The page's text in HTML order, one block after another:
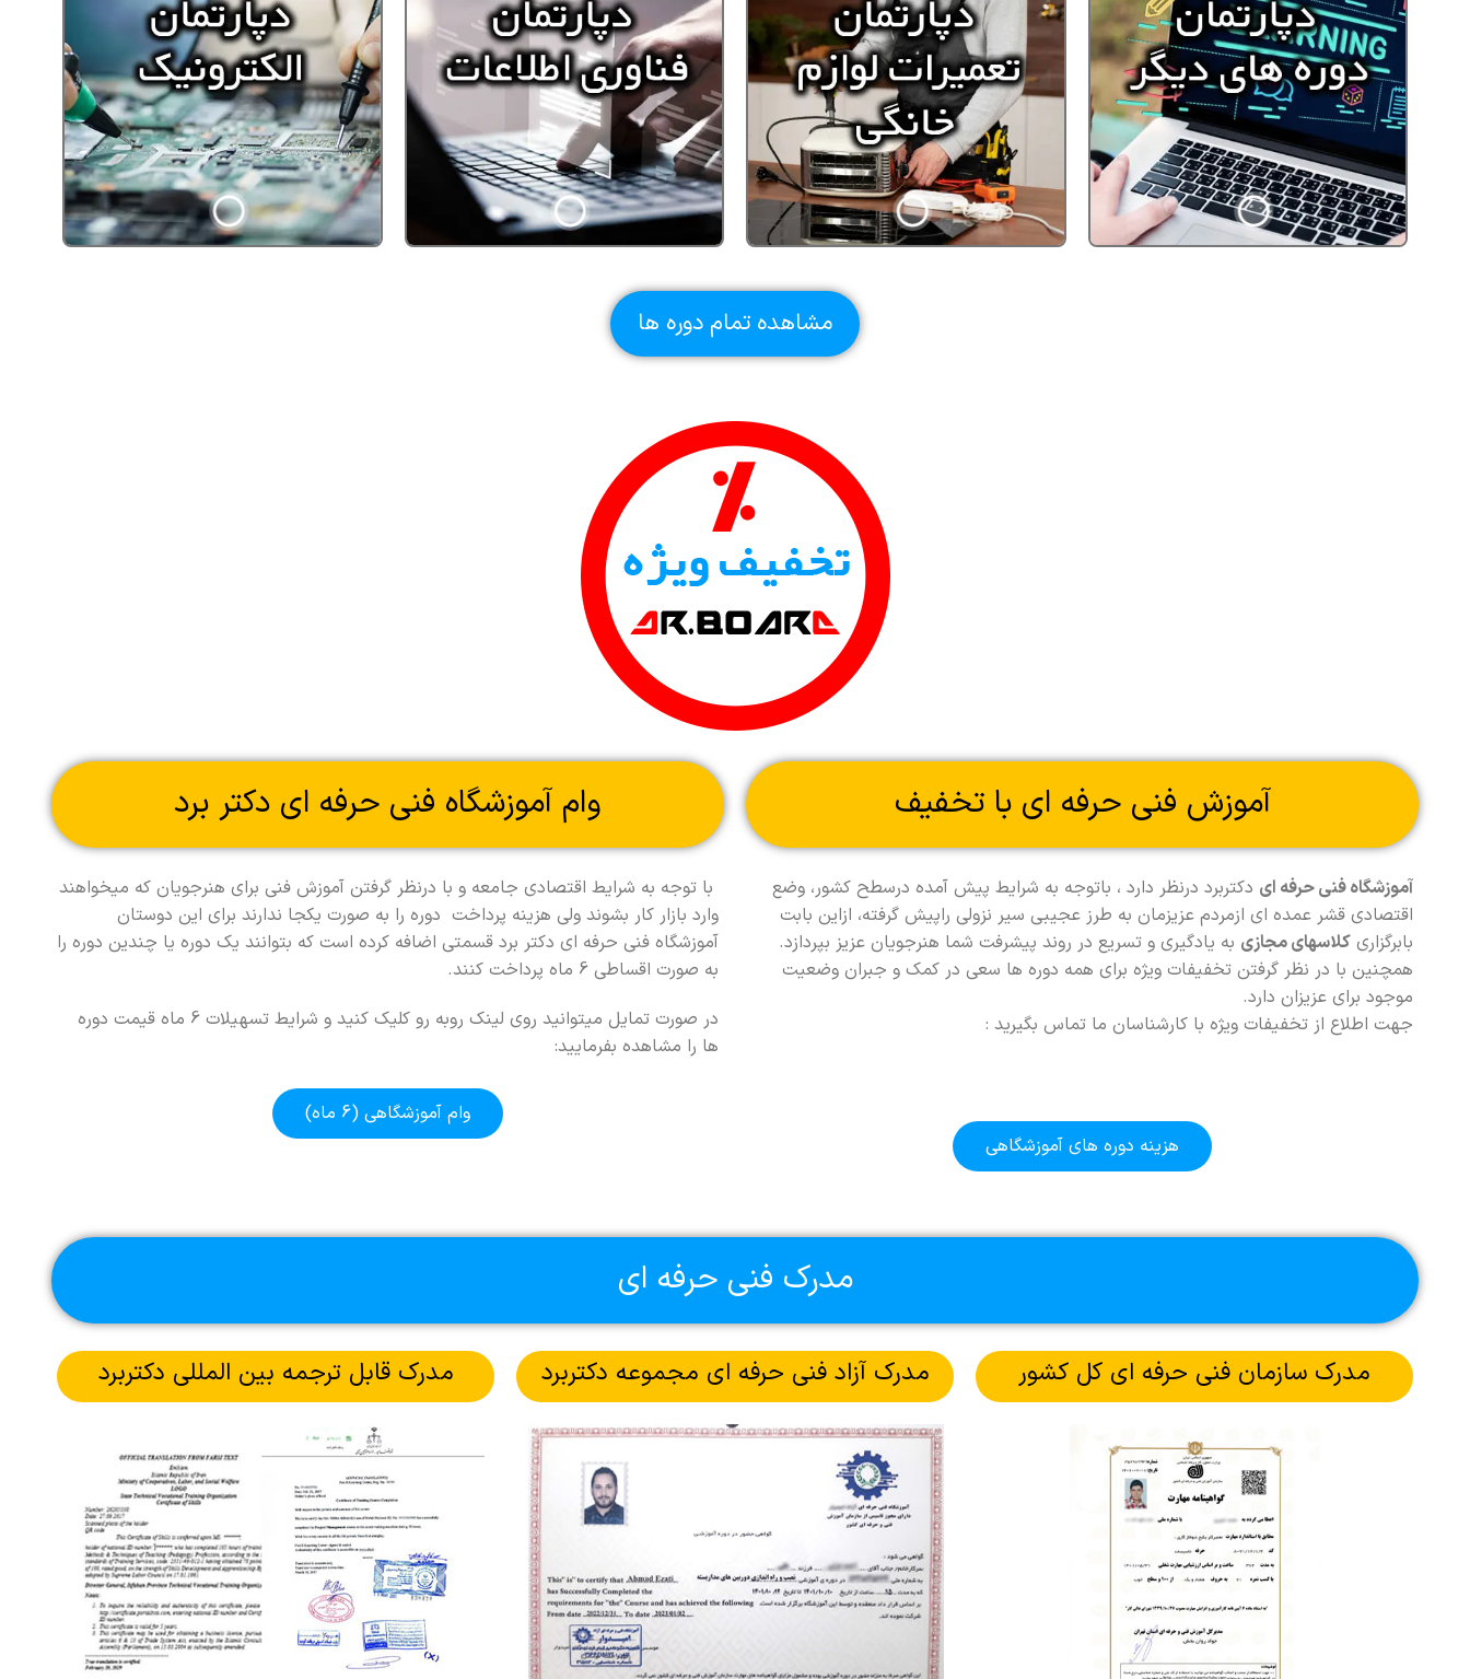
مشاهده تمام دوره ها
آموزش فنی حرفه ای با تخفیف
آموزشگاه فنی حرفه ای دکتربرد درنظر دارد ، باتوجه به شرایط پیش آمده درسطح کشور، وضع
اقتصادی قشر عمده ای ازمردم عزیزمان به طرز عجیبی سیر نزولی راپیش گرفته، ازاین بابت
بابرگزاری کلاسهای مجازی به یادگیری و تسریع در روند پیشرفت شما هنرجویان عزیز بپردازد.
همچنین با در نظر گرفتن تخفیفات ویژه برای همه دوره ها سعی در کمک و جبران وضعیت
موجود برای عزیزان دارد.
جهت اطلاع از تخفیفات ویژه با کارشناسان ما تماس بگیرید :
هزینه دوره های آموزشگاهی
وام آموزشگاه فنی حرفه ای دکتر برد
با توجه به شرایط اقتصادی جامعه و با درنظر گرفتن آموزش فنی برای هنرجویان که میخواهند
وارد بازار کار بشوند ولی هزینه پرداخت دوره را به صورت یکجا ندارند برای این دوستان
آموزشگاه فنی حرفه ای دکتر برد قسمتی اضافه کرده است که بتوانند یک دوره یا چندین دوره را
به صورت اقساطی 6 ماه پرداخت کنند.
در صورت تمایل میتوانید روی لینک روبه رو کلیک کنید و شرایط تسهیلات 6 ماه قیمت دوره
ها را مشاهده بفرمایید:
وام آموزشگاهی (6 ماه)
مدرک فنی حرفه ای
مدرک سازمان فنی حرفه ای کل کشور مدرک آزاد فنی حرفه ای مجموعه دکتربرد مدرک قابل ترجمه بین المللی دکتربرد